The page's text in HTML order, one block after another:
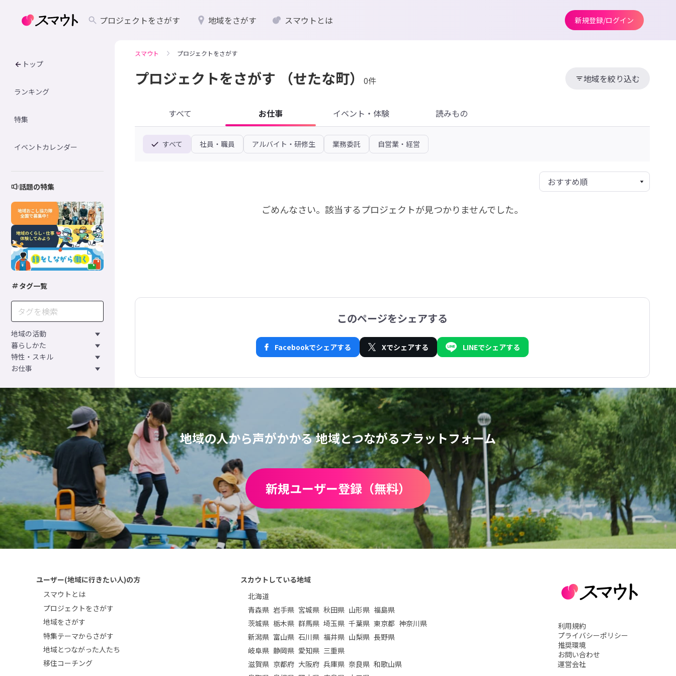
プロジェクトをさがす 地域をさがす スマウトとは 新規登録/ログイン
トップ
ランキング
特集
イベントカレンダー
話題の特集
タグ一覧
地域の活動
暮らしかた
特性・スキル
お仕事
スマウト プロジェクトをさがす
プロジェクトをさがす （せたな町） 0件 地域を絞り込む
すべて お仕事 イベント・体験 読みもの
すべて 社員・職員 アルバイト・研修生 業務委託 自営業・経営
ごめんなさい。 該当するプロジェクトが見つかりませんでした。
このページをシェアする
Facebookでシェアする Xでシェアする LINEでシェアする
地域の人から声がかかる地域とつながるプラットフォーム
新規ユーザー登録（無料）
ユーザー(地域に行きたい人)の方
スマウトとは
プロジェクトをさがす
地域をさがす
特集テーマからさがす
地域とつながった人たち
移住コーチング
スカウトしている地域
北海道
青森県 岩手県 宮城県 秋田県 山形県 福島県
茨城県 栃木県 群馬県 埼玉県 千葉県 東京都 神奈川県
新潟県 富山県 石川県 福井県 山梨県 長野県
岐阜県 静岡県 愛知県 三重県
滋賀県 京都府 大阪府 兵庫県 奈良県 和歌山県
利用規約
プライバシーポリシー
推奨環境
お問い合わせ
運営会社